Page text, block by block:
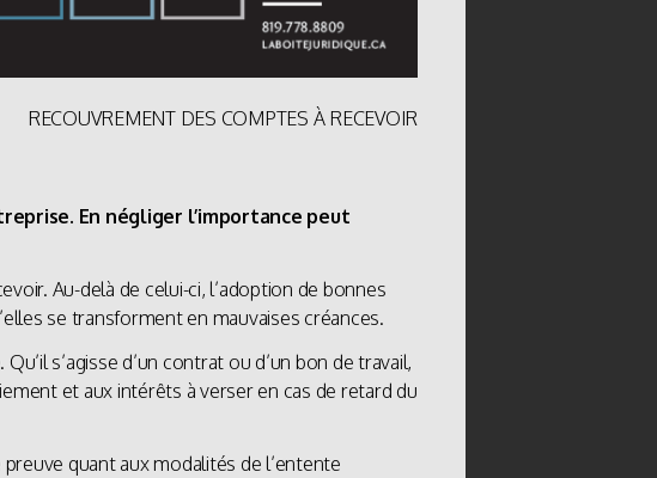
RECOUVREMENT DES COMPTES À RECEVOIR
En négliger l’importance peut
Au-delà de celui-ci, l’adoption de bonnes
se transforment en mauvaises créances.
s’agisse d’un contrat ou d’un bon de travail,
et aux intérêts à verser en cas de retard du
quant aux modalités de l’entente